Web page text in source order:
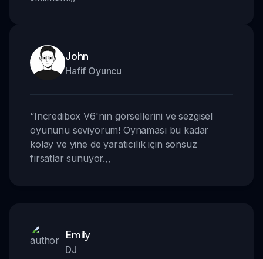
John
Hafif Oyuncu
“Incredibox V6'nın görsellerini ve sezgisel
oyununu seviyorum! Oynaması bu kadar
kolay ve yine de yaratıcılık için sonsuz
fırsatlar sunuyor.,,
Emily
DJ